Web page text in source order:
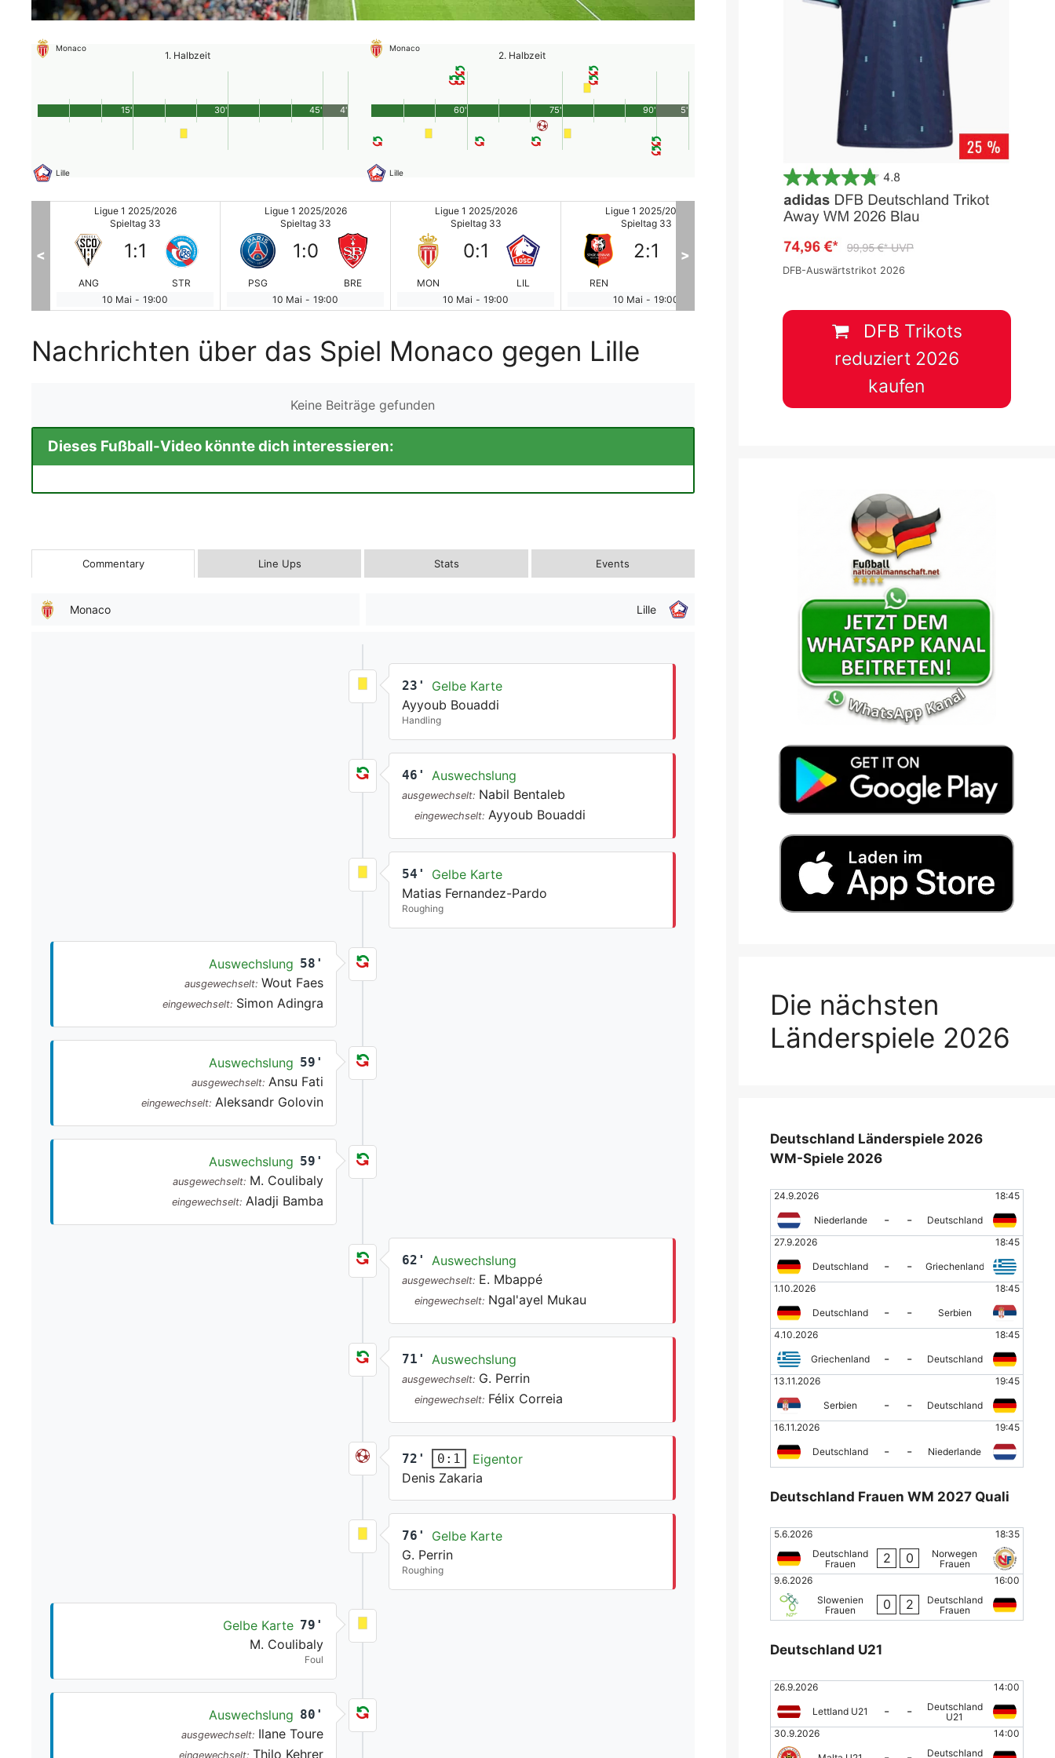
Monaco
1. Halbzeit
Lille
45'
15' 30' 4'
Monaco
2. Halbzeit
Lille
90'
60' 75' 5'
Ligue 1 2025/2026
Spieltag 33
ANG
1:1
STR
10 Mai - 19:00
Ligue 1 2025/2026
Spieltag 33
PSG
1:0
BRE
10 Mai - 19:00
Ligue 1 2025/2026
Spieltag 33
MON
0:1
LIL
10 Mai - 19:00
Ligue 1 2025/2026
Spieltag 33
REN
2:1
10 Mai - 19:00
Ligue 1 2025/2026
Spieltag 33
2:1
< >
Nachrichten über das Spiel Monaco gegen Lille
Keine Beiträge gefunden
Dieses Fußball-Video könnte dich interessieren:
Commentary Line Ups Stats Events
Monaco Lille
23'
Gelbe Karte
Ayyoub Bouaddi
Handling
46' Auswechslung
ausgewechselt: Nabil Bentaleb
eingewechselt: Ayyoub Bouaddi
54'
Gelbe Karte
Matias Fernandez-Pardo
Roughing
Auswechslung 58'
ausgewechselt: Wout Faes
eingewechselt: Simon Adingra
Auswechslung 59'
ausgewechselt: Ansu Fati
eingewechselt: Aleksandr Golovin
Auswechslung 59'
ausgewechselt: M. Coulibaly
eingewechselt: Aladji Bamba
62' Auswechslung
ausgewechselt: E. Mbappé
eingewechselt: Ngal'ayel Mukau
71' Auswechslung
ausgewechselt: G. Perrin
eingewechselt: Félix Correia
72' 0:1
Eigentor
Denis Zakaria
76'
Gelbe Karte
G. Perrin
Roughing
Gelbe Karte 79'
M. Coulibaly
Foul
Auswechslung 80'
ausgewechselt: Ilane Toure
eingewechselt: Thilo Kehrer
DFB-Auswärtstrikot 2026
DFB Trikots
reduziert 2026
kaufen
Die nächsten
Länderspiele 2026
Deutschland Länderspiele 2026
WM-Spiele 2026
24.9.2026 18:45
Niederlande - -
Deutschland
27.9.2026
18:45
Deutschland - -
Griechenland
1.10.2026
18:45
Deutschland - -
Serbien
4.10.2026
18:45
Griechenland - -
Deutschland
13.11.2026
19:45
Serbien - -
Deutschland
16.11.2026
19:45
Deutschland - - Niederlande
Deutschland Frauen WM 2027 Quali
5.6.2026
18:35
Deutschland
Frauen
2 0
Norwegen
Frauen
9.6.2026
16:00
Slowenien
Frauen
0 2
Deutschland
Frauen
Deutschland U21
26.9.2026 14:00
Lettland U21 - -
Deutschland
U21
30.9.2026
14:00
Deutschland